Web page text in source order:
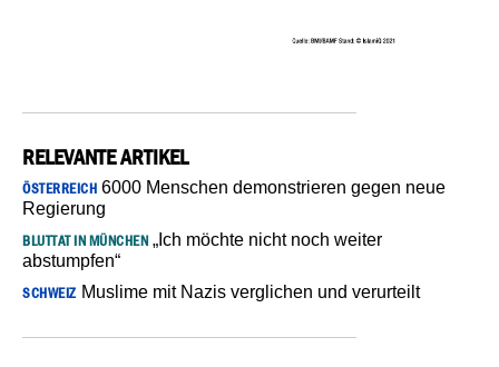
RELEVANTE ARTIKEL
ÖSTERREICH 6000 Menschen demonstrieren gegen neue
Regierung
BLUTTAT IN MÜNCHEN „Ich möchte nicht noch weiter
abstumpfen“
SCHWEIZ Muslime mit Nazis verglichen und verurteilt